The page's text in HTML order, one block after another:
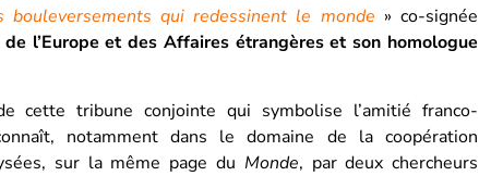
qui redessinent le monde » co-signée
l’Europe et des Affaires étrangères et son homologue
cette tribune conjointe qui symbolise l’amitié franco-
notamment dans le domaine de la coopération
sur la même page du Monde, par deux chercheurs